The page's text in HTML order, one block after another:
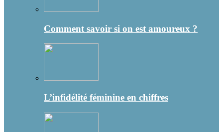
Comment savoir si on est amoureux ?
L’infidélité féminine en chiffres